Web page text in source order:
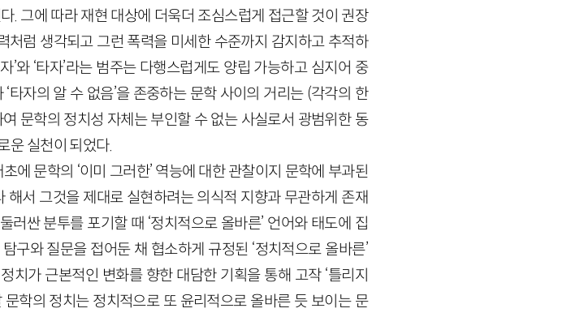
. 그에 따라 재현 대상에 더욱더 조심스럽게 접근할 것이 권장
럼 생각되고 그런 폭력을 미세한 수준까지 감지하고 추적하
’와 ‘타자’라는 범주는 다행스럽게도 양립 가능하고 심지어 중
타자의 알 수 없음’을 존중하는 문학 사이의 거리는 (각각의 한
문학의 정치성 자체는 부인할 수 없는 사실로서 광범위한 동
운 실천이 되었다.
에 문학의 ‘이미 그러한’ 역능에 대한 관찰이지 문학에 부과된
해서 그것을 제대로 실현하려는 의식적 지향과 무관하게 존재
싼 분투를 포기할 때 ‘정치적으로 올바른’ 언어와 태도에 집
구와 질문을 접어둔 채 협소하게 규정된 ‘정치적으로 올바른’
치가 근본적인 변화를 향한 대담한 기획을 통해 고작 ‘틀리지
학의 정치는 정치적으로 또 윤리적으로 올바른 듯 보이는 문